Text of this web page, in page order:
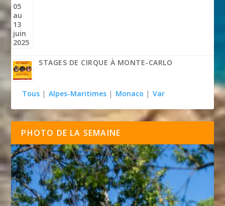
STAGES DE CIRQUE À MONTE-CARLO
Tous | Alpes-Maritimes | Monaco | Var
PHOTO DE LA SEMAINE